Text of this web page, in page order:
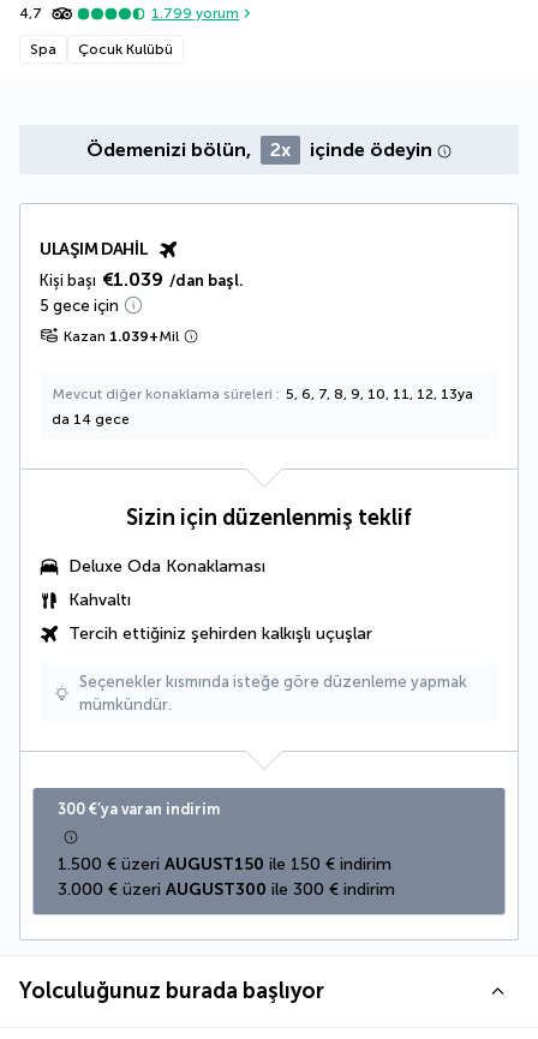
4,7 1.799 yorum
Spa Çocuk Kulübü
Ödemenizi bölün, 2x içinde ödeyin
ULAŞIM DAHIL
Kişi başı €1.039 /dan başl.
5 gece için
Kazan 1.039+Mil
Mevcut diğer konaklama süreleri
5, 6, 7, 8, 9, 10, 11, 12, 13ya
da 14 gece
Sizin için düzenlenmiş teklif
Deluxe Oda Konaklaması
Kahvaltı
Tercih ettiğiniz şehirden kalkışlı uçuşlar
Seçenekler kısmında isteğe göre düzenleme yapmak
mümkündür.
300 €’ya varan indirim
1.500 € üzeri AUGUST150 ile 150 € indirim
3.000 € üzeri AUGUST300 ile 300 € indirim
Yolculuğunuz burada başlıyor